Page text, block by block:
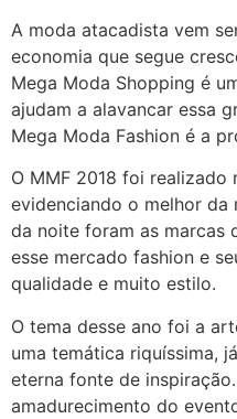
A moda atacadista vem
economia que segue
Mega Moda Shopping é
ajudam a alavancar essa
Mega Moda Fashion é a
O MMF 2018 foi realizado
evidenciando o melhor da
da noite foram as marcas
esse mercado fashion e
qualidade e muito estilo.
O tema desse ano foi a
uma temática riquíssima,
eterna fonte de
amadurecimento do